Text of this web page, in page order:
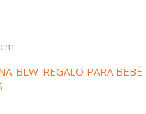
BLW REGALO PARA BEBÉ